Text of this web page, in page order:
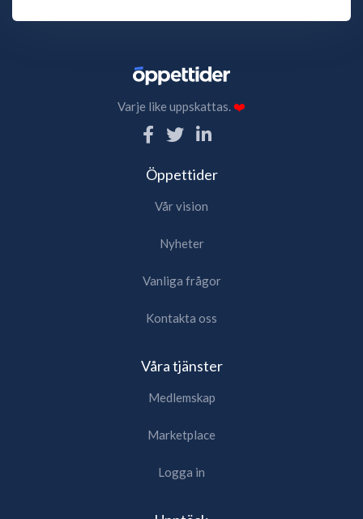
Varje like uppskattas.❤️
Öppettider
Vår vision
Nyheter
Vanliga frågor
Kontakta oss
Våra tjänster
Medlemskap
Marketplace
Logga in